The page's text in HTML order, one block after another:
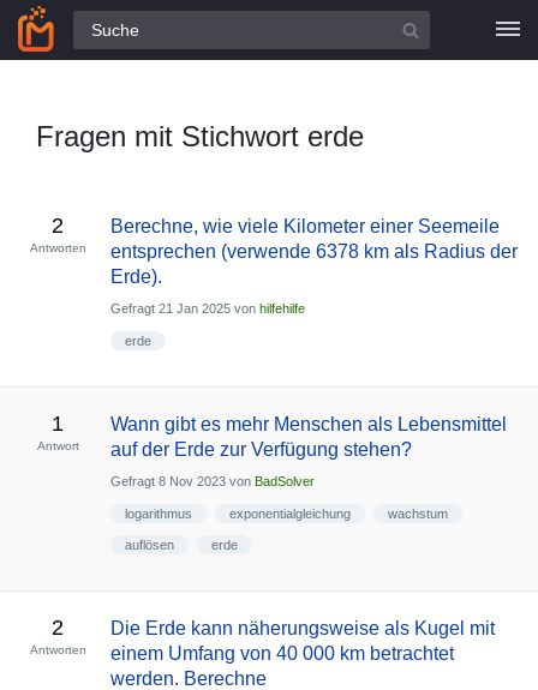
Alle Fragen
Fragen mit Stichwort erde
2
Antworten
Berechne, wie viele Kilometer einer Seemeile
entsprechen (verwende 6378 km als Radius der
Erde).
Gefragt 21 Jan 2025 von hilfehilfe
erde
1
Antwort
Wann gibt es mehr Menschen als Lebensmittel
auf der Erde zur Verfügung stehen?
Gefragt 8 Nov 2023 von BadSolver
logarithmus exponentialgleichung wachstum
auflösen erde
2
Antworten
Die Erde kann näherungsweise als Kugel mit
einem Umfang von 40 000 km betrachtet
werden. Berechne